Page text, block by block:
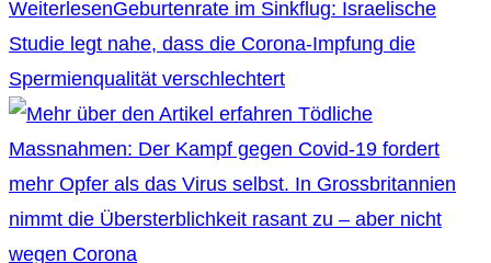
WeiterlesenGeburtenrate im Sinkflug: Israelische
Studie legt nahe, dass die Corona-Impfung die
Spermienqualität verschlechtert